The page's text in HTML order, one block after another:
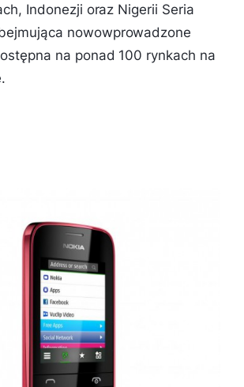
Indonezji oraz Nigerii Seria
nowowprowadzone
na ponad 100 rynkach na